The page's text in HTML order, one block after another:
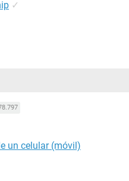
✓
un celular (móvil)